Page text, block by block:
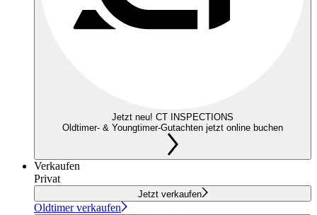
Jetzt neu! CT INSPECTIONS
Oldtimer- & Youngtimer-Gutachten jetzt online buchen
Verkaufen
Privat
Jetzt verkaufen
Oldtimer verkaufen